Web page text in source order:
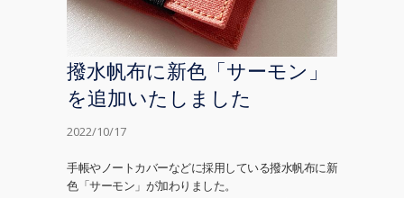
撥水帆布に新色「サーモン」
を追加いたしました
2022/10/17
手帳やノートカバーなどに採用している撥水帆布に新
色「サーモン」が加わりました。